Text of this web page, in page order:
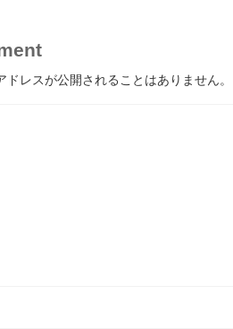
ドレスが公開されることはありません。